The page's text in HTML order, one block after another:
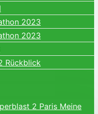
2023
2023
Rückblick
2 Paris Meine